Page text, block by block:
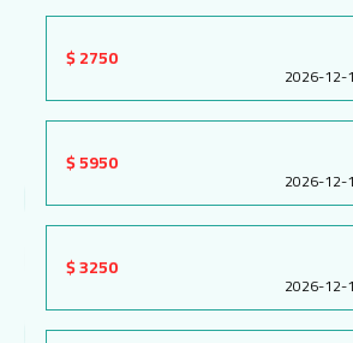
2026-12-
2750 $
2026-12-
5950 $
2026-12-
3250 $